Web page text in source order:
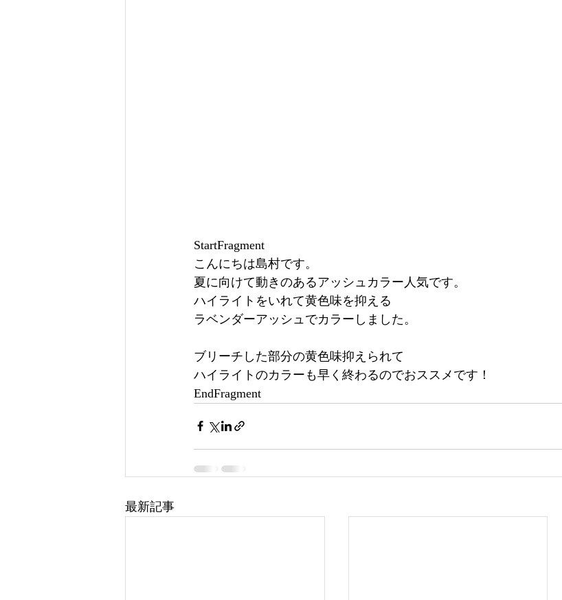
StartFragment
こんにちは島村です。
夏に向けて動きのあるアッシュカラー人気です。
ハイライトをいれて黄色味を抑える
ラベンダーアッシュでカラーしました。
ブリーチした部分の黄色味抑えられて
ハイライトのカラーも早く終わるのでおススメです！
EndFragment
最新記事